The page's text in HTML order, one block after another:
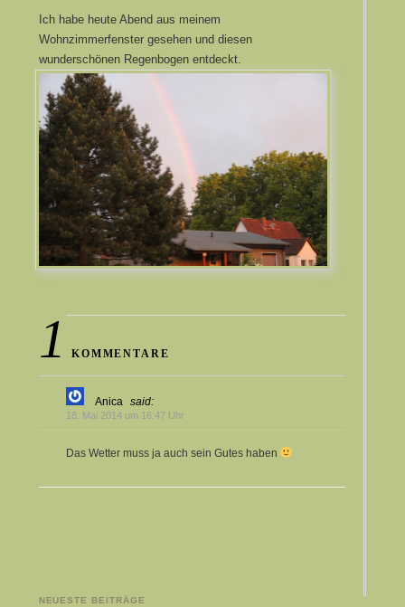
Ich habe heute Abend aus meinem
Wohnzimmerfenster gesehen und diesen
wunderschönen Regenbogen entdeckt.
1 KOMMENTARE
Anica said:
18. Mai 2014 um 16:47 Uhr
Das Wetter muss ja auch sein Gutes haben
NEUESTE BEITRÄGE